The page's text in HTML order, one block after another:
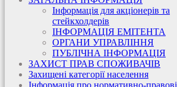
Інформація для акціонерів та
стейкхолдерів
ІНФОРМАЦІЯ ЕМІТЕНТА
ОРГАНИ УПРАВЛІННЯ
ПУБЛІЧНА ІНФОРМАЦІЯ
ЗАХИСТ ПРАВ СПОЖИВАЧІВ
Захищені категорії населення